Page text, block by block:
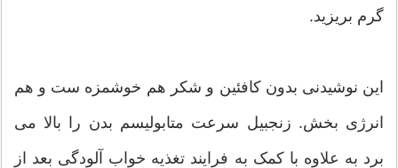
گرم بریزید.
این نوشیدنی بدون کافئین و شکر هم خوشمزه ست و هم
انرژی بخش. زنجبیل سرعت متابولیسم بدن را بالا می
برد به علاوه با کمک به فرایند تغذیه خواب آلودگی بعد از